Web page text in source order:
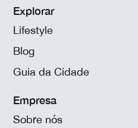
Explorar
Lifestyle
Blog
Guia da Cidade
Empresa
Sobre nós